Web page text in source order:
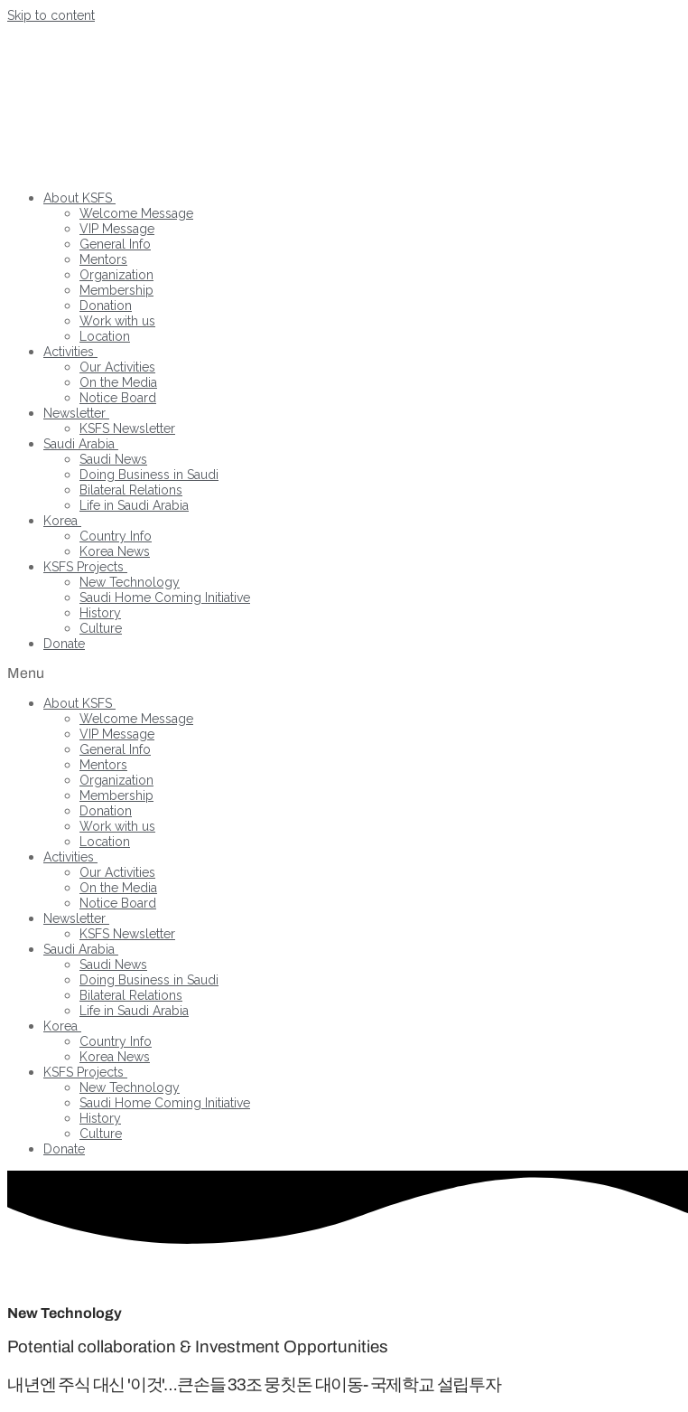
Skip to content
About KSFS
Welcome Message
VIP Message
General Info
Mentors
Organization
Membership
Donation
Work with us
Location
Activities
Our Activities
On the Media
Notice Board
Newsletter
KSFS Newsletter
Saudi Arabia
Saudi News
Doing Business in Saudi
Bilateral Relations
Life in Saudi Arabia
Korea
Country Info
Korea News
KSFS Projects
New Technology
Saudi Home Coming Initiative
History
Culture
Donate
Menu
About KSFS
Welcome Message
VIP Message
General Info
Mentors
Organization
Membership
Donation
Work with us
Location
Activities
Our Activities
On the Media
Notice Board
Newsletter
KSFS Newsletter
Saudi Arabia
Saudi News
Doing Business in Saudi
Bilateral Relations
Life in Saudi Arabia
Korea
Country Info
Korea News
KSFS Projects
New Technology
Saudi Home Coming Initiative
History
Culture
Donate
New Technology
Potential collaboration & Investment Opportunities
내년엔 주식 대신 '이것'…큰손들 33조 뭉칫돈 대이동- 국제학교 설립투자